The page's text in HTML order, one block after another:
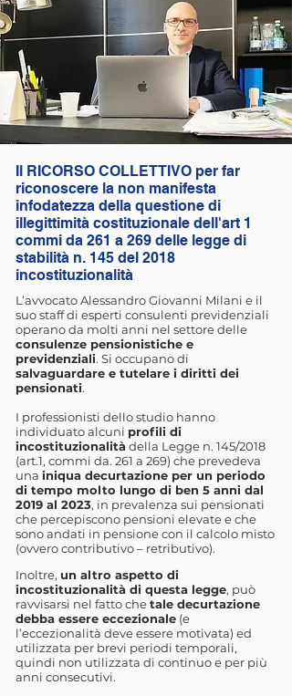
Il RICORSO COLLETTIVO per far
riconoscere la non manifesta
infodatezza della questione di
illegittimità costituzionale dell'art 1
commi da 261 a 269 delle legge di
stabilità n. 145 del 2018
incostituzionalità
L’avvocato Alessandro Giovanni Milani e il
suo staff di esperti consulenti previdenziali
operano da molti anni nel settore delle
consulenze pensionistiche e
previdenziali. Si occupano di
salvaguardare e tutelare i diritti dei
pensionati.
I professionisti dello studio hanno
individuato alcuni profili di
incostituzionalitàdella Legge n. 145/2018
(art.1, commi da. 261 a 269) che prevedeva
una iniqua decurtazione per un periodo
di tempo molto lungo di ben 5 anni dal
2019 al 2023, in prevalenza sui pensionati
che percepiscono pensioni elevate e che
sono andati in pensione con il calcolo misto
(ovvero contributivo – retributivo).
Inoltre, un altro aspetto di
incostituzionalità di questa legge, può
ravvisarsi nel fatto chetale decurtazione
debba essere eccezionale (e
l’eccezionalità deve essere motivata) ed
utilizzata per brevi periodi temporali,
quindi non utilizzata di continuo e per più
anni consecutivi.